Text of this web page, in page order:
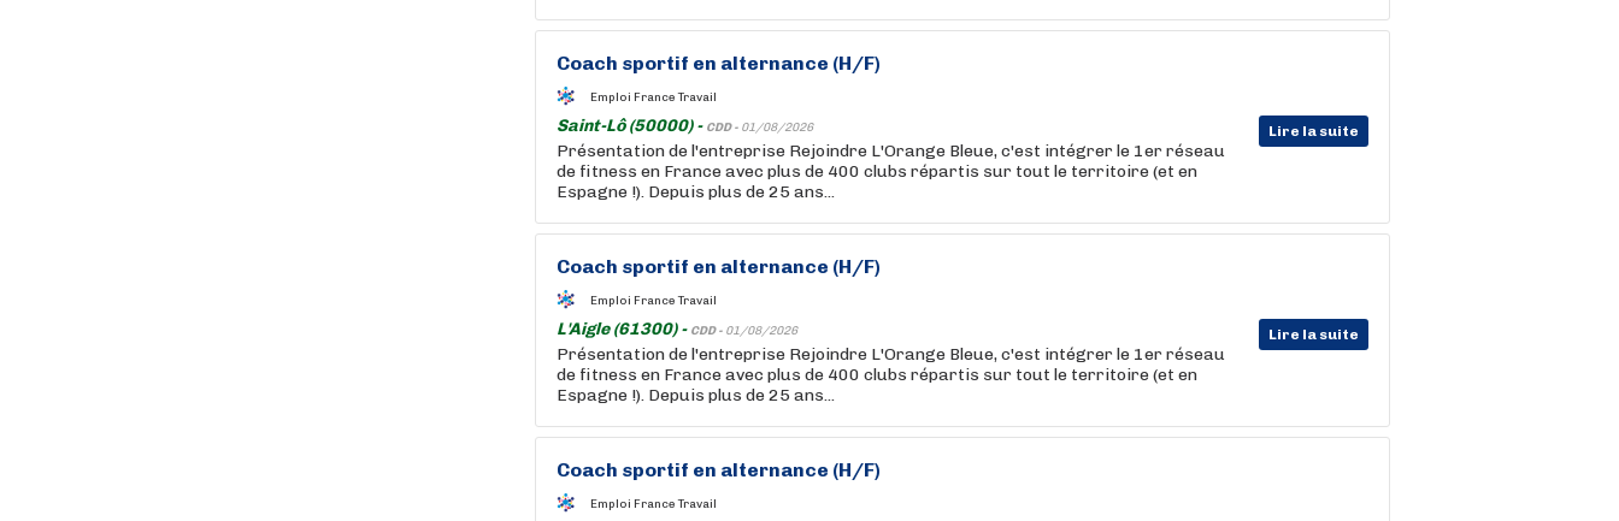
Coach sportif en alternance (H/F)
Emploi France Travail
Saint-Lô (50000) - CDD - 01/08/2026 Lire la suite
Présentation de l'entreprise Rejoindre L'Orange Bleue, c'est intégrer le 1er réseau
de fitness en France avec plus de 400 clubs répartis sur tout le territoire (et en
Espagne !). Depuis plus de 25 ans...
Coach sportif en alternance (H/F)
Emploi France Travail
L'Aigle (61300) - CDD - 01/08/2026 Lire la suite
Présentation de l'entreprise Rejoindre L'Orange Bleue, c'est intégrer le 1er réseau
de fitness en France avec plus de 400 clubs répartis sur tout le territoire (et en
Espagne !). Depuis plus de 25 ans...
Coach sportif en alternance (H/F)
Emploi France Travail